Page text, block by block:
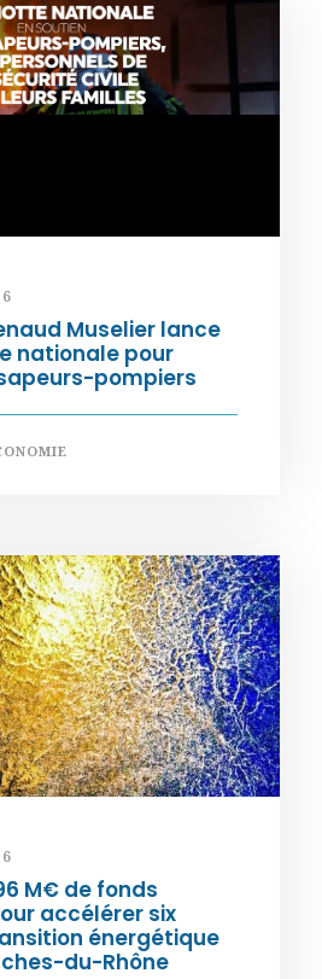
Muselier lance
nationale pour
pompiers
M€ de fonds
accélérer six
énergétique
du-Rhône